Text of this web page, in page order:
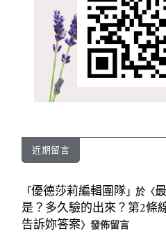
近期留言
「優德莎莉編輯團隊」於〈
是？多久驗的出來？第2條
告訴妳答案〉發佈留言